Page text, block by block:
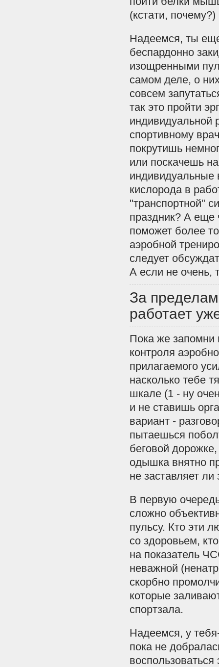
(кстати,
Надеемся, ты
беспардонно
изощренными
самом деле, о
совсем
так это пройти
индивидуальной
спортивному
покрутишь
или поскачешь
индивидуальные
кислорода в
"транспортной"
праздник? А еще
поможет более
аэробной
следует
А если не очень,
За
работает
Пока же запомни
контроля
прилагаемого
насколько тебе
шкале (1 - ну
и не ставишь
вариант -
пытаешься
беговой
одышка внятно
не заставляет
В первую
сложно
пульсу. Кто эти
со здоровьем,
на показатель
неважной
скорбно
которые
спортзала.
Надеемся, у
пока не